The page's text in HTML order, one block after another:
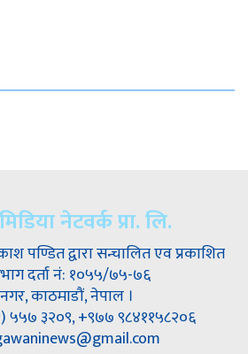
नेटवर्क प्रा. लि.
पण्डित द्वारा सन्चालित एव प्रकाशित
दर्ता नं: १०५५/७५-७६
काठमाडौं, नेपाल ।
५५७ ३२०९, +९७७ ९८४११५८२०६